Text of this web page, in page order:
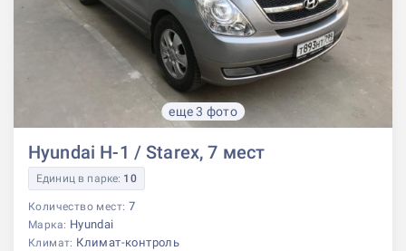
еще 3 фото
Hyundai H-1 / Starex, 7 мест
Единиц в парке: 10
Количество мест: 7
Марка: Hyundai
Климат: Климат-контроль